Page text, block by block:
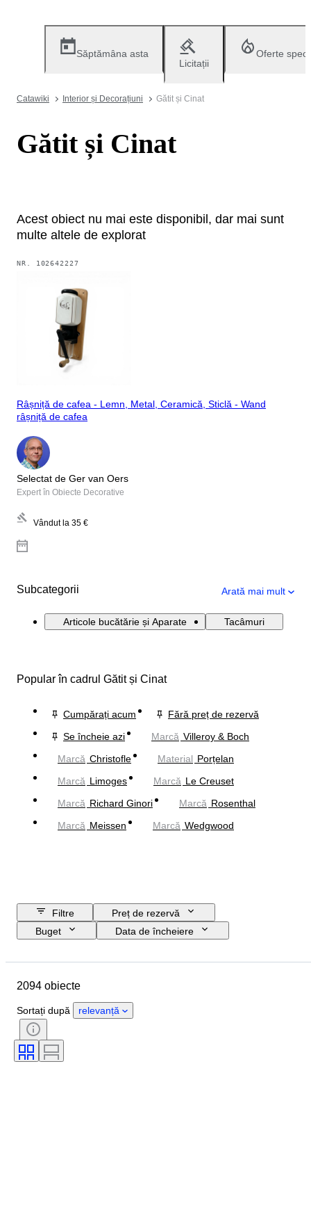
Săptămâna asta
Licitații
Oferte
Catawiki Interior și Decorațiuni Gătit și Cinat
Gătit și Cinat
Acest obiect nu mai este disponibil, dar mai sunt
multe altele de explorat
NR. 102642227
Râșniță de cafea - Lemn, Metal, Ceramică, Sticlă - Wand
râșniță de cafea
Selectat de Ger van Oers
Expert în Obiecte Decorative
Vândut la 35 €
Subcategorii Arată mai mult
Articole bucătărie și Aparate Tacâmuri
Popular în cadrul Gătit și Cinat
Cumpărați acum
Fără preț de rezervă
Se încheie azi
Marcă Villeroy & Boch
Marcă Christofle Material Porțelan
Marcă Limoges Marcă Le Creuset
Marcă Richard Ginori Marcă Rosenthal
Marcă Meissen Marcă Wedgwood
Filtre
Preț de rezervă
Buget
Data de încheiere
Stare
Semnătură
Mărimea hainelor
De tip cuțit de bucătărie
Artist
2094 obiecte
Sortați după relevanță